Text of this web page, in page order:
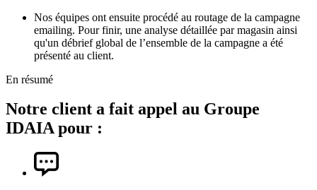
Nos équipes ont ensuite procédé au routage de la campagne
emailing. Pour finir, une analyse détaillée par magasin ainsi
qu'un débrief global de l’ensemble de la campagne a été
présenté au client.
En résumé
Notre client a fait appel au Groupe
IDAIA pour :